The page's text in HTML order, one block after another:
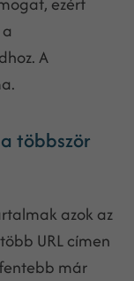
A
többször
azok az
URL címen
már